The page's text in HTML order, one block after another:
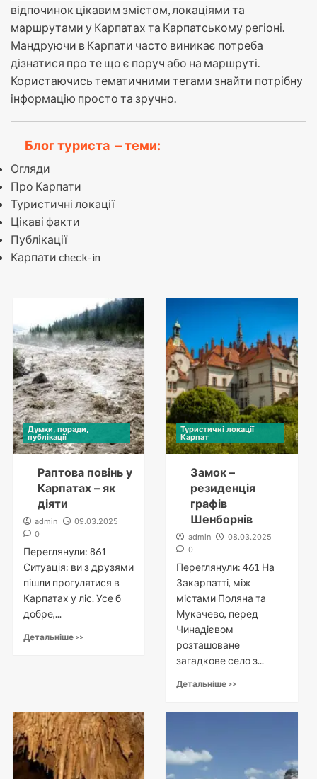
відпочинок цікавим змістом, локаціями та
маршрутами у Карпатах та Карпатському регіоні.
Мандруючи в Карпати часто виникає потреба
дізнатися про те що є поруч або на маршруті.
Користаючись тематичними тегами знайти потрібну
інформацію просто та зручно.
Блог туриста – теми:
Огляди
Про Карпати
Туристичні локації
Цікаві факти
Публікації
Карпати check-in
Думки, поради,
публікації
Раптова повінь у
Карпатах – як
діяти
admin
09.03.2025
0
Переглянули: 861
Ситуація: ви з друзями
пішли прогулятися в
Карпатах у ліс. Усе б
добре,...
Детальніше >>
Туристичні локації
Карпат
Замок –
резиденція
графів
Шенборнів
admin
08.03.2025
0
Переглянули: 461 На
Закарпатті, між
містами Поляна та
Мукачево, перед
Чинадієвом
розташоване
загадкове село з...
Детальніше >>